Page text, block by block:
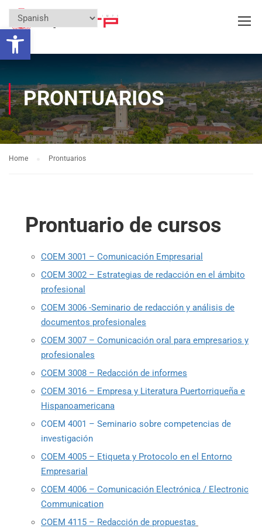
Open toolbar
PRONTUARIOS
Home Prontuarios
Prontuario de cursos
COEM 3001 – Comunicación Empresarial
COEM 3002 – Estrategias de redacción en el ámbito
profesional
COEM 3006 -Seminario de redacción y análisis de
documentos profesionales
COEM 3007 – Comunicación oral para empresarios y
profesionales
COEM 3008 – Redacción de informes
COEM 3016 – Empresa y Literatura Puertorriqueña e
Hispanoamericana
COEM 4001 – Seminario sobre competencias de
investigación
COEM 4005 – Etiqueta y Protocolo en el Entorno
Empresarial
COEM 4006 – Comunicación Electrónica / Electronic
Communication
COEM 4115 – Redacción de propuestas